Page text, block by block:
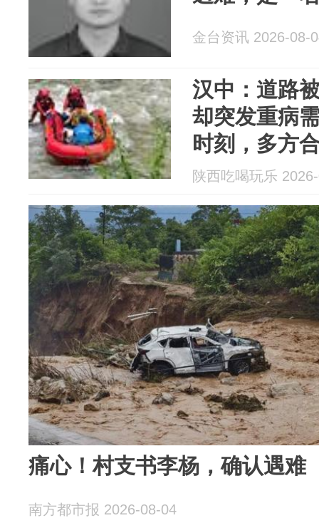
金台资讯 2026-08-
汉中：道路
却突发重病
时刻，多方
陕西吃喝玩乐
痛心！村支书李杨，确认遇难
南方都市报 2026-08-04